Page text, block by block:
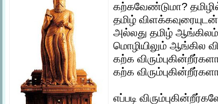
கற்கவேண்டுமா?
தமிழ்
அல்லது தமிழ்
மொழியிலும் ஆங்கில
கற்க
கற்க
எப்படி